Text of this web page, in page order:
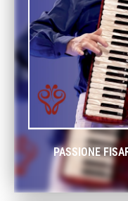
PASSIONE